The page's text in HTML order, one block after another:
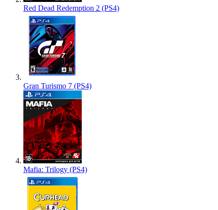
Red Dead Redemption 2 (PS4)
Gran Turismo 7 (PS4)
Mafia: Trilogy (PS4)